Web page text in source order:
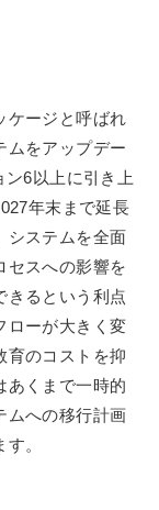
ケージと呼ばれ
ムをアップデー
ン6以上に引き上
年末まで延長
システムを全面
セスへの影響を
きるという利点
ローが大きく変
育のコストを抑
あくまで一時的
ムへの移行計画
。